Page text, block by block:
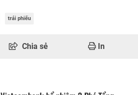
trái phiếu
Chia sẻ In